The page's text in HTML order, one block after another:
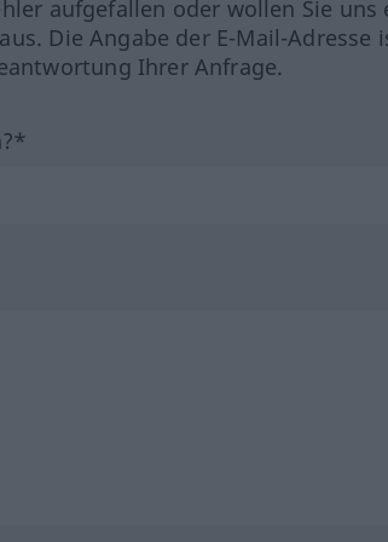
aufgefallen oder wollen Sie uns
Die Angabe der E-Mail-
Ihrer Anfrage.